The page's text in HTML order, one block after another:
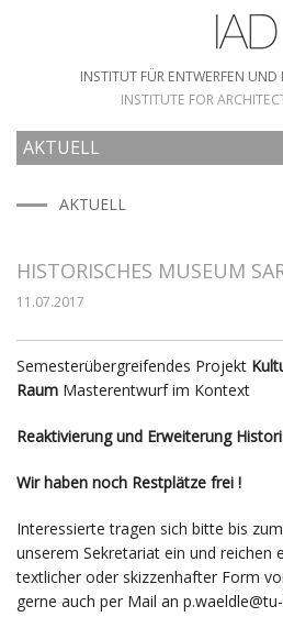
INSTITUT FÜR ENTWERFEN
INSTITUTE FOR
AKTUELL
HOME
AKTUELL
HISTORISCHES MUSEUM
11.07.2017
Semesterübergreifendes Projekt
Raum Masterentwurf im Kontext
Reaktivierung und Erweiterung
Wir haben noch Restplätze frei !
Interessierte tragen sich bitte bis
unserem Sekretariat ein und reichen
textlicher oder skizzenhafter Form
gerne auch per Mail an